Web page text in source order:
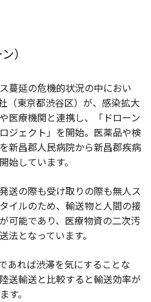
）
蔓延の危機的状況の中におい
（東京都渋谷区）が、感染拡大
医療機関と連携し、「ドローン
ジェクト」を開始。医薬品や検
新昌郡人民病院から新昌郡疾病
始しています。
送の際も受け取りの際も無人ス
イルのため、輸送物と人間の接
可能であり、医療物資の二次汚
法となっています。
あれば渋滞を気にすることな
送輸送と比較すると輸送効率が
す。